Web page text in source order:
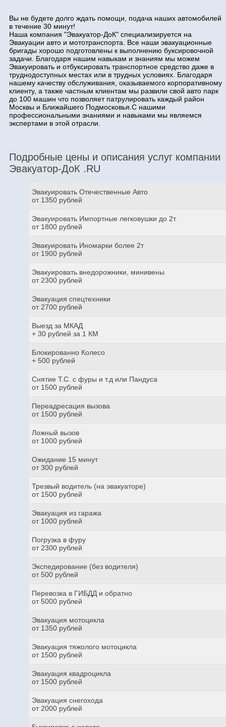
Вы не будете долго ждать помощи, подача наших автомобилей
в течение 30 минут!
Наша компания "Эвакуатор-ДоК" специализируется на
Эвакуации авто и мототранспорта. Все наши эвакуационные
бригады хорошо подготовлены к выполнению буксировочной
задачи. Благодаря нашим навыкам и знаниям мы можем
Эвакуировать и отбуксировать транспортное средство даже в
труднодоступных местах или в трудных условиях. Благодаря
нашему качеству обслуживания, оказываемого корпоративному
клиенту, а также частным клиентам мы развили свой авто парк
до 100 машин что позволяет патрулировать каждый район
Москвы и Ближайшего Подмосковья.С нашими
профессиональными знаниями и навыками мы являемся
экспертами в этой отрасли.
Подробные цены и описания услуг компании
Эвакуатор-ДоК .RU
Эвакуировать Отечественные Авто
от 1350 рублей
Эвакуировать Импортные легковушки до 2т
от 1800 рублей
Эвакуировать Иномарки более 2т
от 1900 рублей
Эвакуировать внедорожники, минивены
от 2300 рублей
Эвакуация спецтехники
от 2700 рублей
Выезд за МКАД
+ 30 рублей за 1 КМ
Блокированно Колесо
+ 500 рублей
Снятие Т.С. с фуры и т.д или Пандуса
от 1500 рублей
Переадресация вызова
от 1500 рублей
Ложный вызов
от 1000 рублей
Ожидание 15 минут
от 300 рублей
Трезвый водитель (на эвакуаторе)
от 1500 рублей
Эвакуация из гаража
от 1000 рублей
Погрузка в фуру
от 2300 рублей
Экспедирование (без водителя)
от 500 рублей
Перевозка в ГИБДД и обратно
от 5000 рублей
Эвакуация мотоцикла
от 1350 рублей
Эвакуация тяжолого мотоцикла
от 1500 рублей
Эвакуация квадроцикла
от 1500 рублей
Эвакуация снегохода
от 2000 рублей